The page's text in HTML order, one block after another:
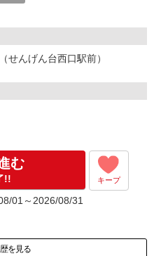
出をお願いしております。
せんげん台西口駅前）
む
!! キープ
01～2026/08/31
を見る